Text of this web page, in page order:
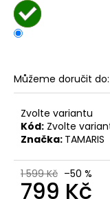
Můžeme doručit do:
Zvolte variantu
Kód: Zvolte
Značka: TAMARIS
1 599 Kč –50 %
799 Kč
r
u
č
e
m
e
SANDÁLY
KEEN
NEWPORT